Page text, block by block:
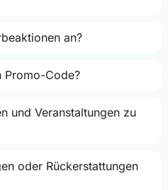
an?
Promo-Code?
und Veranstaltungen zu
oder Rückerstattungen